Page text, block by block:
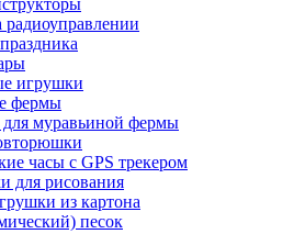
игрушки
фермы
для муравьиной фермы
часы с GPS трекером
для рисования
из картона
песок